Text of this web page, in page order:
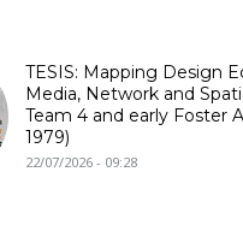
TESIS: Mapping Design
Media, Network and
Team 4 and early Foster
1979)
22/07/2026 - 09:28